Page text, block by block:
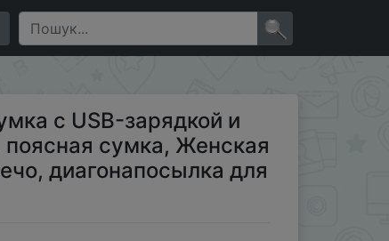
Сумка через плечо, диагонапосылка для …
с USB-зарядкой и
сумка, Женская
диагонапосылка для